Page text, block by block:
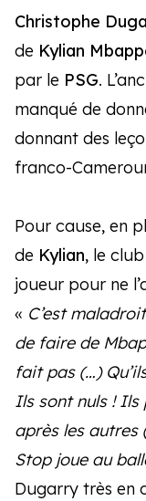
Christophe
de Kylian
par le PSG.
manqué de
donnant des
franco-
Pour cause, en
de Kylian, le
joueur pour ne
« C’est
de faire de
fait pas (…)
Ils sont nuls ! Ils
après les autres
Stop joue au
Dugarry très en